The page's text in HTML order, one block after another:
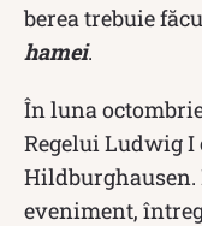
berea trebuie
hamei.
În luna
Regelui Ludwig I
Hildburghausen.
eveniment,